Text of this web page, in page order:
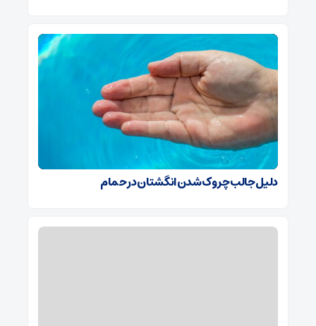
دلیل جالب چروک شدن انگشتان در حمام